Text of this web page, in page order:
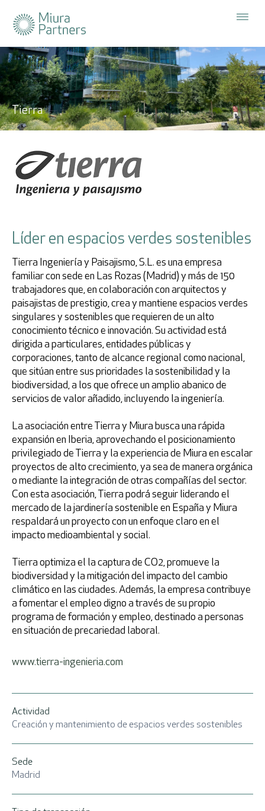
La Firma
Estrategias
Participadas
Tierra
Actividad
Creación y mantenimiento de espacios verdes sostenibles
Sede
Madrid
Líder en espacios verdes sostenibles
Tierra Ingeniería y Paisajismo, S.L. es una empresa
familiar con sede en Las Rozas (Madrid) y más de 150
trabajadores que, en colaboración con arquitectos y
paisajistas de prestigio, crea y mantiene espacios verdes
singulares y sostenibles que requieren de un alto
conocimiento técnico e innovación. Su actividad está
dirigida a particulares, entidades públicas y
corporaciones, tanto de alcance regional como nacional,
que sitúan entre sus prioridades la sostenibilidad y la
biodiversidad, a los que ofrece un amplio abanico de
servicios de valor añadido, incluyendo la ingeniería.
La asociación entre Tierra y Miura busca una rápida
expansión en Iberia, aprovechando el posicionamiento
privilegiado de Tierra y la experiencia de Miura en escalar
proyectos de alto crecimiento, ya sea de manera orgánica
o mediante la integración de otras compañías del sector.
Con esta asociación, Tierra podrá seguir liderando el
mercado de la jardinería sostenible en España y Miura
respaldará un proyecto con un enfoque claro en el
impacto medioambiental y social.
Tierra optimiza el la captura de CO2, promueve la
biodiversidad y la mitigación del impacto del cambio
climático en las ciudades. Además, la empresa contribuye
a fomentar el empleo digno a través de su propio
programa de formación y empleo, destinado a personas
en situación de precariedad laboral.
www.tierra-ingenieria.com
Suscríbetea nuestra
Cerrar x
* Campos obligatorios
Acceso
Inversores
Usuario
Recuperar la contraseña